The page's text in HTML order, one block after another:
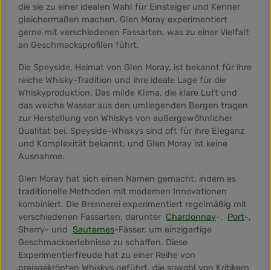
die sie zu einer idealen Wahl für Einsteiger und Kenner
gleichermaßen machen. Glen Moray experimentiert
gerne mit verschiedenen Fassarten, was zu einer Vielfalt
an Geschmacksprofilen führt.
Die Speyside, Heimat von Glen Moray, ist bekannt für ihre
reiche Whisky-Tradition und ihre ideale Lage für die
Whiskyproduktion. Das milde Klima, die klare Luft und
das weiche Wasser aus den umliegenden Bergen tragen
zur Herstellung von Whiskys von außergewöhnlicher
Qualität bei. Speyside-Whiskys sind oft für ihre Eleganz
und Komplexität bekannt, und Glen Moray ist keine
Ausnahme.
Glen Moray hat sich einen Namen gemacht, indem es
traditionelle Methoden mit modernen Innovationen
kombiniert. Die Brennerei experimentiert regelmäßig mit
verschiedenen Fassarten, darunter Chardonnay-, Port-,
Sherry- und Sauternes-Fässer, um einzigartige
Geschmackserlebnisse zu schaffen. Diese
Experimentierfreude hat zu einer Reihe von
preisgekrönten Whiskys geführt, die sowohl von Kritikern